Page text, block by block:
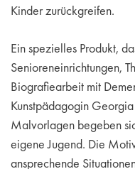
Kinder zurückgreifen.
Ein spezielles Produkt,
Senioreneinrichtungen,
Biografiearbeit mit
Kunstpädagogin
Malvorlagen begeben
eigene Jugend. Die
ansprechende